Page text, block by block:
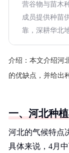
营谷物与苗木
成员提供种苗
靠，深耕华北
介绍： 本文介绍河
的优缺点，并给出
一、河北种
河北的气候特点
具体来说，4月